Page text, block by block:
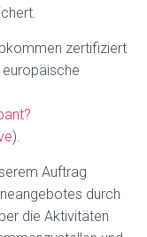
zertifiziert
europäische
).
Auftrag
durch
die Aktivitäten